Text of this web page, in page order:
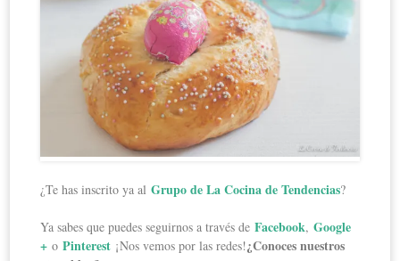
¿Te has inscrito ya alGrupo de La Cocina de Tendencias?
Ya sabes que puedes seguirnos a través deFacebook,Google
+ oPinterest ¡Nos vemos por las redes!¿Conoces nuestros